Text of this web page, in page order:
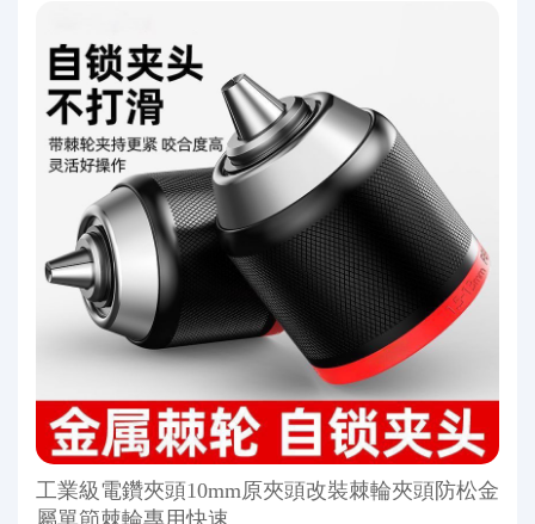
工業級電鑽夾頭10mm原夾頭改裝棘輪夾頭防松金